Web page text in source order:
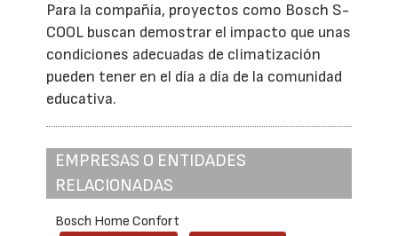
Para la compañía, proyectos como Bosch S-
COOL buscan demostrar el impacto que unas
condiciones adecuadas de climatización
pueden tener en el día a día de la comunidad
educativa.
EMPRESAS O ENTIDADES
RELACIONADAS
Bosch Home Confort